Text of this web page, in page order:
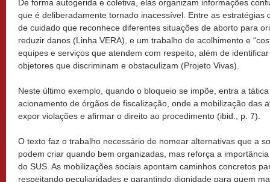
De forma autogerida e coletiva, elas organizam informações
que é deliberadamente tornado inacessível. Entre as estratégias
de cuidado que reconhece diferentes situações de aborto para
reduzir danos (Linha VERA), e um trabalho de acolhimento e
equipes e serviços que atendem com respeito, além de
objetores que discriminam e obstaculizam (Projeto Vivas).
Neste último exemplo, quando o bloqueio se impõe, entra a
acionamento de órgãos de fiscalização, onde a mobilização das
expor violações e afirmar o direito ao procedimento (ibid., p. 7).
O texto faz o trabalho necessário de nomear alternativas que a
podem criar quando bem organizadas, mas reforça a
do SUS. As mobilizações sociais apontam caminhos concretos
respeitando peculiaridades e garantindo dignidade para quem